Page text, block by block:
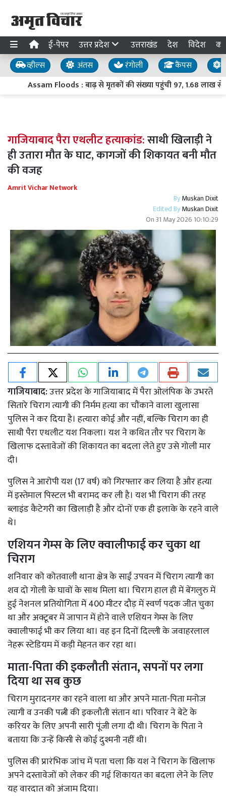
ई-पेपर उत्तर प्रदेश उत्तराखंड देश विदेश
व्हील्स अंतस रंगोली कैंपस
Assam Floods : बाढ़ से मृतकों की संख्या पहुंची 97, 1.68 लाख से
गाजियाबाद पैरा एथलीट हत्याकांड:साथी खिलाड़ी ने
ही उतारा मौत के घाट, कागजों की शिकायत बनी मौत
की वजह
Amrit Vichar Network
ByMuskan Dixit
Edited ByMuskan Dixit
On31 May 2026 10:10:29
गाजियाबाद:उत्तर प्रदेश के गाजियाबाद में पैरा ओलंपिक के उभरते
सितारे चिराग त्यागी की निर्मम हत्या का चौंकाने वाला खुलासा
पुलिस ने कर दिया है। हत्यारा कोई और नहीं, बल्कि चिराग का ही
साथी पैरा एथलीट यश निकला। यश ने कथित तौर पर चिराग के
खिलाफ दस्तावेजों की शिकायत का बदला लेते हुए उसे गोली मार
दी।
पुलिस ने आरोपी यश (17 वर्ष) को गिरफ्तार कर लिया है और हत्या
में इस्तेमाल पिस्टल भी बरामद कर ली है। यश भी चिराग की तरह
ब्लाइंड कैटेगरी का खिलाड़ी है और दोनों एक ही इलाके के रहने वाले
थे।
एशियन गेम्स के लिए क्वालीफाई कर चुका था
चिराग
शनिवार को कोतवाली थाना क्षेत्र के साईं उपवन में चिराग त्यागी का
शव दो गोली के घावों के साथ मिला था। चिराग हाल ही में बेंगलुरु में
हुई नेशनल प्रतियोगिता में 400 मीटर दौड़ में स्वर्ण पदक जीत चुका
था और अक्टूबर में जापान में होने वाले एशियन गेम्स के लिए
क्वालीफाई भी कर लिया था। वह इन दिनों दिल्ली के जवाहरलाल
नेहरू स्टेडियम में कड़ी मेहनत कर रहा था।
माता-पिता की इकलौती संतान, सपनों पर लगा
दिया था सब कुछ
चिराग मुरादनगर का रहने वाला था और अपने माता-पिता मनोज
त्यागी व उनकी पत्नी की इकलौती संतान था। परिवार ने बेटे के
करियर के लिए अपनी सारी पूंजी लगा दी थी। चिराग के पिता ने
बताया कि उन्हें किसी से कोई दुश्मनी नहीं थी।
पुलिस की प्रारंभिक जांच में पता चला कि यश ने चिराग के खिलाफ
अपने दस्तावेजों को लेकर की गई शिकायत का बदला लेने के लिए
यह वारदात को अंजाम दिया।